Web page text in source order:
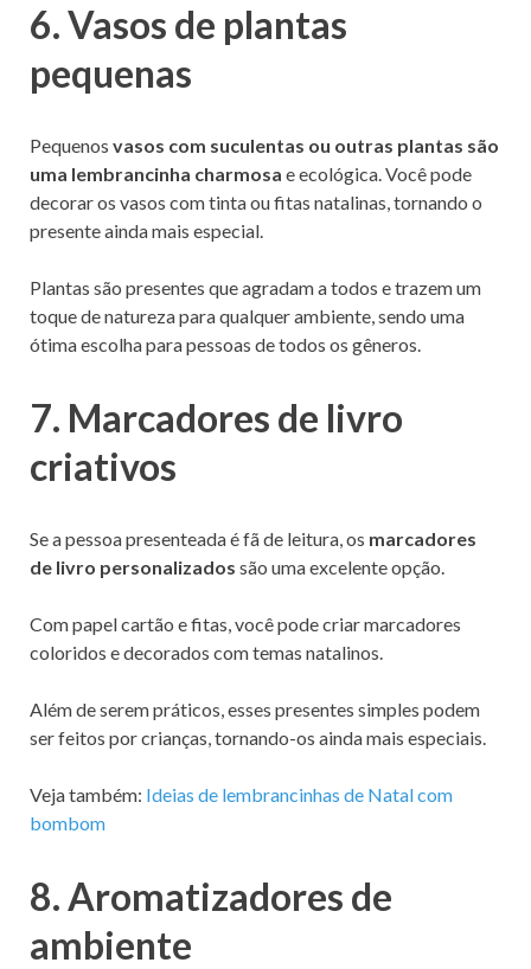
6. Vasos de plantas
pequenas
Pequenos vasos com suculentas ou outras plantas são
uma lembrancinha charmosa e ecológica. Você pode
decorar os vasos com tinta ou fitas natalinas, tornando o
presente ainda mais especial.
Plantas são presentes que agradam a todos e trazem um
toque de natureza para qualquer ambiente, sendo uma
ótima escolha para pessoas de todos os gêneros.
7. Marcadores de livro
criativos
Se a pessoa presenteada é fã de leitura, os marcadores
de livro personalizados são uma excelente opção.
Com papel cartão e fitas, você pode criar marcadores
coloridos e decorados com temas natalinos.
Além de serem práticos, esses presentes simples podem
ser feitos por crianças, tornando-os ainda mais especiais.
Veja também: Ideias de lembrancinhas de Natal com
bombom
8. Aromatizadores de
ambiente